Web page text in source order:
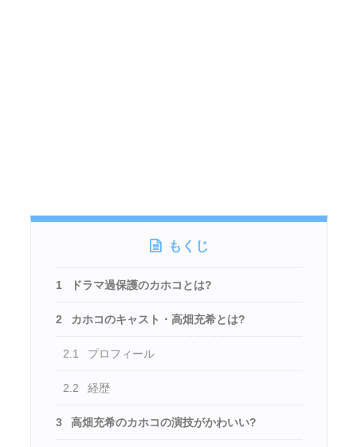
もくじ
1 ドラマ過保護のカホコとは?
2 カホコのキャスト・高畑充希とは?
2.1 プロフィール
2.2 経歴
3 高畑充希のカホコの演技がかわいい?